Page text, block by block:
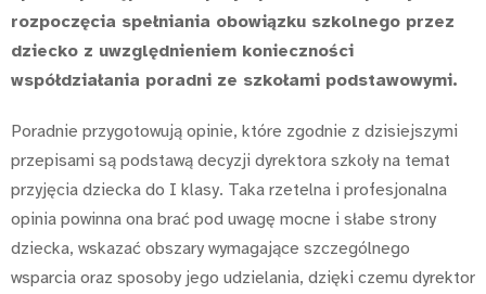
rozpoczęcia spełniania obowiązku szkolnego przez
dziecko z uwzględnieniem konieczności
współdziałania poradni ze szkołami podstawowymi.
Poradnie przygotowują opinie, które zgodnie z dzisiejszymi
przepisami są podstawą decyzji dyrektora szkoły na temat
przyjęcia dziecka do I klasy. Taka rzetelna i profesjonalna
opinia powinna ona brać pod uwagę mocne i słabe strony
dziecka, wskazać obszary wymagające szczególnego
wsparcia oraz sposoby jego udzielania, dzięki czemu dyrektor